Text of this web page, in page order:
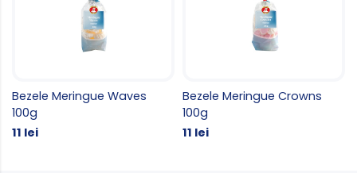
Bezele Meringue Waves
100g
11 lei
Bezele Meringue Crowns
100g
11 lei